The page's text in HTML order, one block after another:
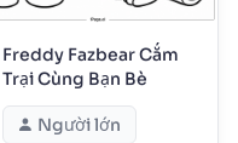
Freddy Fazbear Cắm
Trại Cùng Bạn Bè
Người lớn